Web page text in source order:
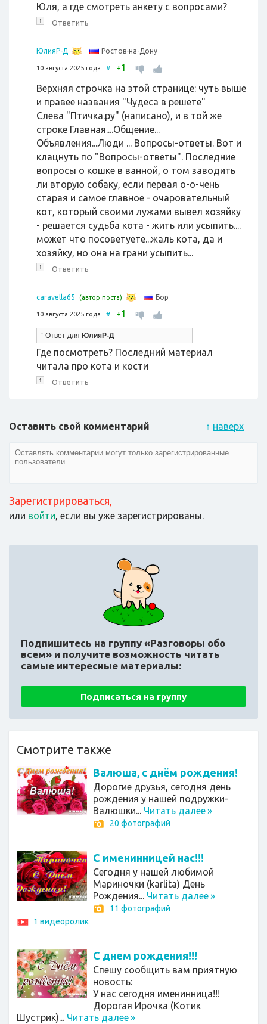
Юля, а где смотреть анкету с вопросами?
↑ Ответить
ЮлияР-Д Ростов-на-Дону
10 августа 2025 года # +1
Верхняя строчка на этой странице: чуть выше
и правее названия "Чудеса в решете"
Слева "Птичка.ру" (написано), и в той же
строке Главная....Общение...
Объявления...Люди ... Вопросы-ответы. Вот и
клацнуть по "Вопросы-ответы". Последние
вопросы о кошке в ванной, о том заводить
ли вторую собаку, если первая о-о-чень
старая и самое главное - очаровательный
кот, который своими лужами вывел хозяйку
- решается судьба кота - жить или усыпить....
может что посоветуете...жаль кота, да и
хозяйку, но она на грани усыпить...
↑ Ответить
caravella65 (автор поста) Бор
10 августа 2025 года # +1
↑ Ответ для ЮлияР-Д
Где посмотреть? Последний материал
читала про кота и кости
↑ Ответить
↑ наверх
Оставить свой комментарий
Зарегистрироваться,
или войти, если вы уже зарегистрированы.
Подпишитесь на группу «Разговоры обо
всем» и получите возможность читать
самые интересные материалы:
Подписаться на группу
Смотрите также
Валюша, с днём рождения!
Дорогие друзья, сегодня день
рождения у нашей подружки-
Валюшки... Читать далее»
20 фотографий
С именинницей нас!!!
Сегодня у нашей любимой
Мариночки (karlita) День
Рождения... Читать далее»
11 фотографий
1 видеоролик
С днем рождения!!!
Спешу сообщить вам приятную
новость:
У нас сегодня именинница!!!
Дорогая Ирочка (Котик
Шустрик)... Читать далее»